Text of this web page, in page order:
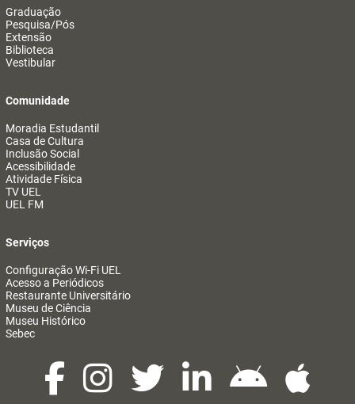
Graduação
Pesquisa/Pós
Extensão
Biblioteca
Vestibular
Comunidade
Moradia Estudantil
Casa de Cultura
Inclusão Social
Acessibilidade
Atividade Física
TV UEL
UEL FM
Serviços
Configuração Wi-Fi UEL
Acesso a Periódicos
Restaurante Universitário
Museu de Ciência
Museu Histórico
Sebec